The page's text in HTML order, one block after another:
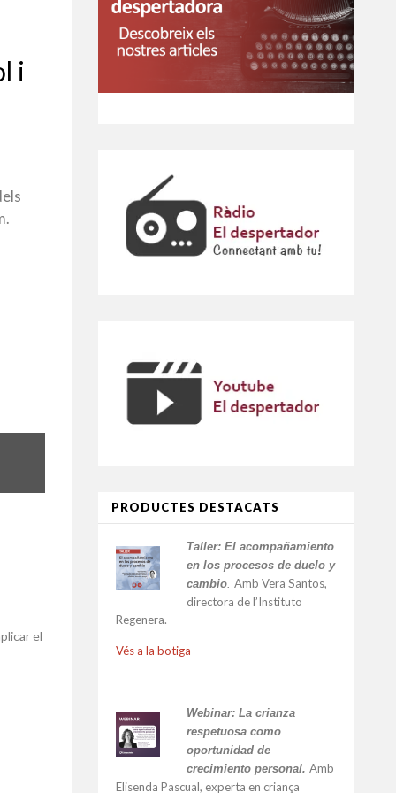
i
el
PRODUCTES DESTACATS
Taller: El acompañamiento
en los procesos de duelo y
cambio Amb Vera Santos,
directora de l’Instituto
Regenera.
Vés a la botiga
Webinar: La crianza
respetuosa como
oportunidad de
crecimiento personal. Amb
Elisenda Pascual, experta en criança